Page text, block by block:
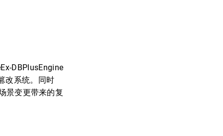
DBPlusEngine
改系统。同时
景变更带来的复